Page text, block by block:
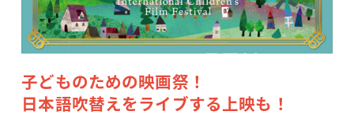
子どものための映画祭！
日本語吹替えをライブする上映も！